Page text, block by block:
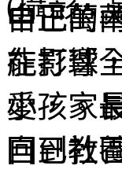
中正萬
在打球
愛，家
回到社